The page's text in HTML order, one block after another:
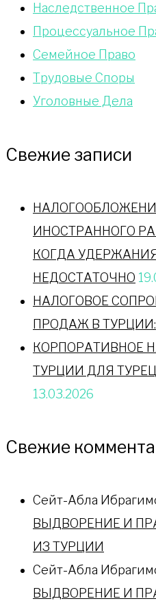
Наследственное
Процессуальное
Сeмейное Право
Трудовые Споры
Уголовные Дела
Свежие записи
ИНОСТРАННОГО
КОГДА
НЕДОСТАТОЧНО
НАЛОГОВОЕ
ПРОДАЖ В ТУРЦИИ:
КОРПОРАТИВНОЕ
ТУРЦИИ ДЛЯ
13.03.2026
Свежие
Сейт-Абла
ВЫДВОРЕНИЕ И
ИЗ ТУРЦИИ
Сейт-Абла
ВЫДВОРЕНИЕ И